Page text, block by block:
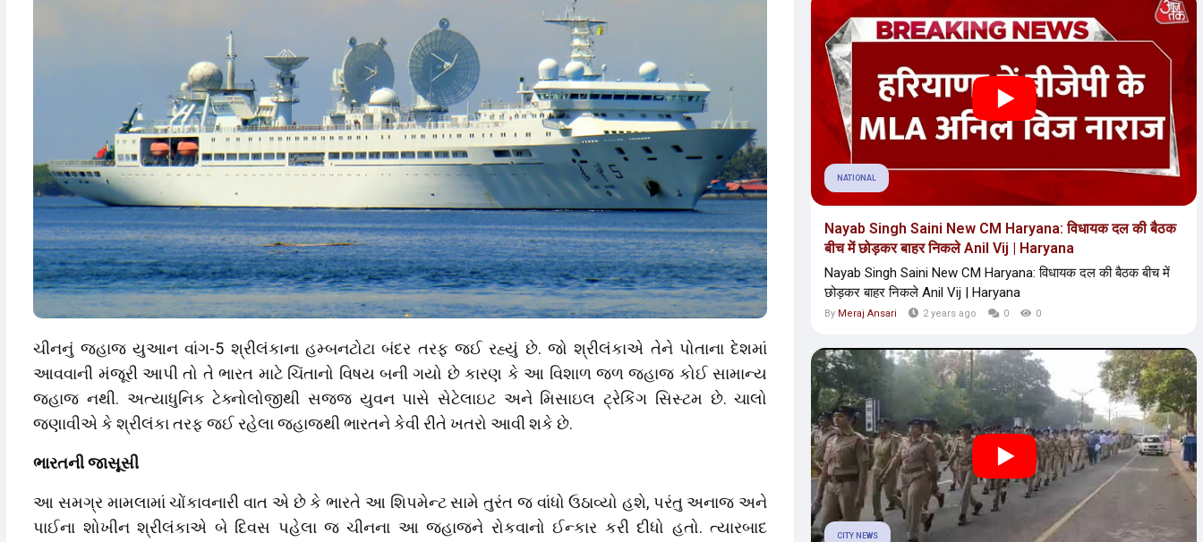
ચીનનું જહાજ યુઆન વાંગ-5 શ્રીલંકાના હમ્બનટોટા બંદર તરફ જઈ રહ્યું છે. જો શ્રીલંકાએ તેને પોતાના દેશમાં
આવવાની મંજૂરી આપી તો તે ભારત માટે ચિંતાનો વિષય બની ગયો છે કારણ કે આ વિશાળ જળ જહાજ કોઈ સામાન્ય
જહાજ નથી. અત્યાધુનિક ટેક્નોલોજીથી સજ્જ યુવન પાસે સેટેલાઇટ અને મિસાઇલ ટ્રેકિંગ સિસ્ટમ છે. ચાલો
જણાવીએ કે શ્રીલંકા તરફ જઈ રહેલા જહાજથી ભારતને કેવી રીતે ખતરો આવી શકે છે.
ભારતની જાસૂસી
આ સમગ્ર મામલામાં ચોંકાવનારી વાત એ છે કે ભારતે આ શિપમેન્ટ સામે તુરંત જ વાંધો ઉઠાવ્યો હશે, પરંતુ અનાજ અને
પાઈના શોખીન શ્રીલંકાએ બે દિવસ પહેલા જ ચીનના આ જહાજને રોકવાનો ઈન્કાર કરી દીધો હતો. ત્યારબાદ
NATIONAL
Nayab Singh Saini New CM Haryana: विधायक दल की बैठक
बीच में छोड़कर बाहर निकले Anil Vij | Haryana
Nayab Singh Saini New CM Haryana: विधायक दल की बैठक बीच में
छोड़कर बाहर निकले Anil Vij | Haryana
By Meraj Ansari 2 years ago 0 0
CITY NEWS